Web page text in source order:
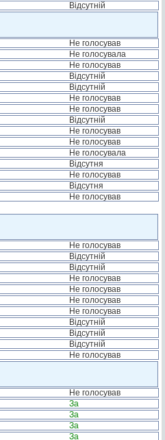
Відсутній
Не голосував
Не голосувала
Не голосував
Відсутній
Відсутній
Не голосував
Не голосував
Відсутній
Не голосував
Не голосував
Не голосувала
Відсутня
Не голосував
Відсутня
Не голосував
Не голосував
Відсутній
Відсутній
Не голосував
Не голосував
Не голосував
Не голосував
Відсутній
Відсутній
Відсутній
Не голосував
Не голосував
За
За
За
За